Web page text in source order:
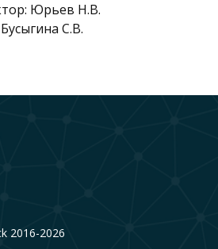
Юрьев Н.В.
С.В.
2016-2026